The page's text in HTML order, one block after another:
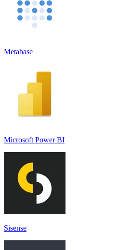
Metabase
Microsoft Power BI
Sisense